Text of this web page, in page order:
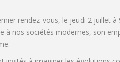
rendez-vous, le jeudi 2 juillet
à nos sociétés modernes, son